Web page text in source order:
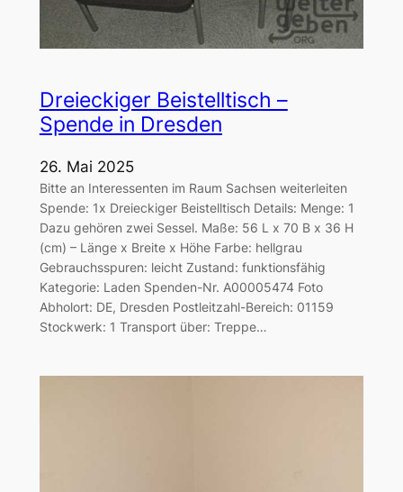
Dreieckiger Beistelltisch –
Spende in Dresden
26. Mai 2025
Bitte an Interessenten im Raum Sachsen weiterleiten
Spende: 1x Dreieckiger Beistelltisch Details: Menge: 1
Dazu gehören zwei Sessel. Maße: 56 L x 70 B x 36 H
(cm) – Länge x Breite x Höhe Farbe: hellgrau
Gebrauchsspuren: leicht Zustand: funktionsfähig
Kategorie: Laden Spenden-Nr. A00005474 Foto
Abholort: DE, Dresden Postleitzahl-Bereich: 01159
Stockwerk: 1 Transport über: Treppe…